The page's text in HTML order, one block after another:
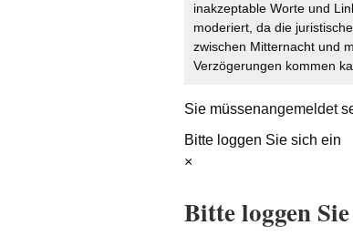
inakzeptable Worte und
moderiert, da die
zwischen Mitternacht und
Verzögerungen kommen
Sie müssenangemeldet
Bitte loggen Sie sich ein
×
Bitte loggen